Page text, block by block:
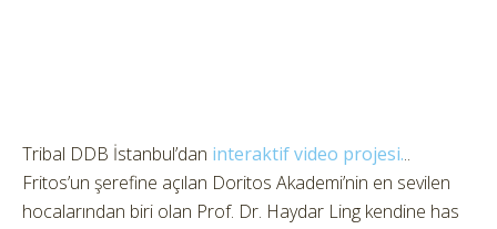
Tribal DDB İstanbul’dan interaktif video projesi...
Fritos’un şerefine açılan Doritos Akademi’nin en sevilen
hocalarından biri olan Prof. Dr. Haydar Ling kendine has